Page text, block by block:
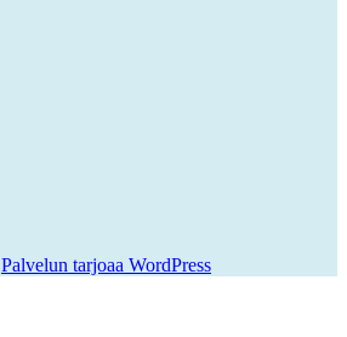
Palvelun tarjoaa WordPress